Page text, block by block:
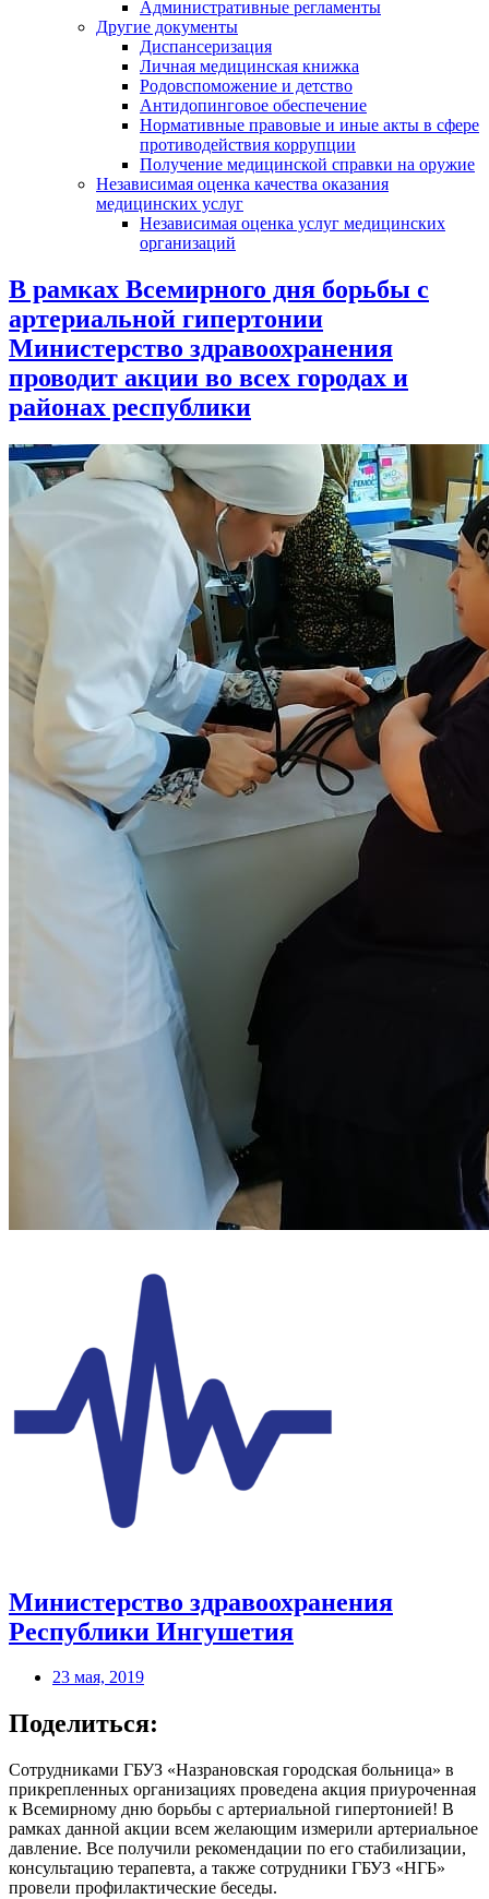
Административные регламенты
Другие документы
Диспансеризация
Личная медицинская книжка
Родовспоможение и детство
Антидопинговое обеспечение
Нормативные правовые и иные акты в сфере
противодействия коррупции
Получение медицинской справки на оружие
Независимая оценка качества оказания
медицинских услуг
Независимая оценка услуг медицинскиx
организаций
В рамках Всемирного дня борьбы с
артериальной гипертонии
Министерство здравоохранения
проводит акции во всех городах и
районах республики
Министерство здравоохранения
Республики Ингушетия
23 мая, 2019
Поделиться:
Сотрудниками ГБУЗ «Назрановская городская больница» в
прикрепленных организациях проведена акция приуроченная
к Всемирному дню борьбы с артериальной гипертонией! В
рамках данной акции всем желающим измерили артериальное
давление. Все получили рекомендации по его стабилизации,
консультацию терапевта, а также сотрудники ГБУЗ «НГБ»
провели профилактические беседы.